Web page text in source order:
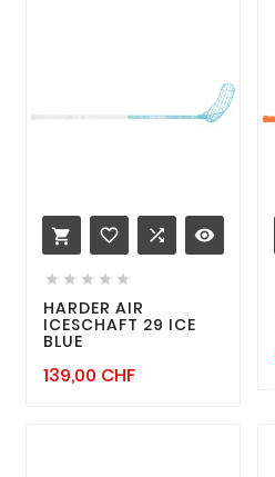
 favorite_border  remove_red_eye
    
HARDER AIR
ICESCHAFT 29 ICE
BLUE
139,00 CHFPrix